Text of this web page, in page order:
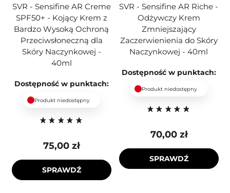
SVR - Sensifine AR Creme
SPF50+ - Kojący Krem z
Bardzo Wysoką Ochroną
Przeciwsłoneczną dla
Skóry Naczynkowej -
40ml
Dostępność w punktach:
Produkt niedostępny
75,00 zł
SPRAWDŹ
SVR - Sensifine AR Riche -
Odżywczy Krem
Zmniejszający
Zaczerwienienia do Skóry
Naczynkowej - 40ml
Dostępność w punktach:
Produkt niedostępny
70,00 zł
SPRAWDŹ